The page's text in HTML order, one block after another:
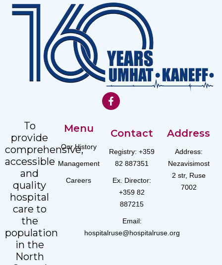
To
provide
comprehensive,
accessible
and
quality
hospital
care to
the
population
in the
North
Menu
Our History
Management
Careers
Contact
Registry: +359
82 887351
Ex. Director:
+359 82
887215
Email:
hospitalruse@hospitalruse.org
Address
Address:
Nezavisimost
2 str, Ruse
7002